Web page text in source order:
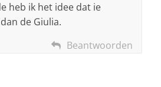
heb ik het idee dat ie
de Giulia.
Beantwoorden